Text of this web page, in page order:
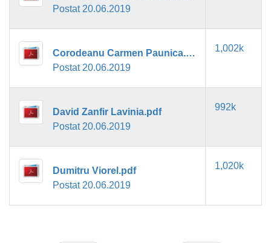
Postat 20.06.2019
Corodeanu Carmen Paunica.pdf
Postat 20.06.2019
1,002k
David Zanfir Lavinia.pdf
Postat 20.06.2019
992k
Dumitru Viorel.pdf
Postat 20.06.2019
1,020k